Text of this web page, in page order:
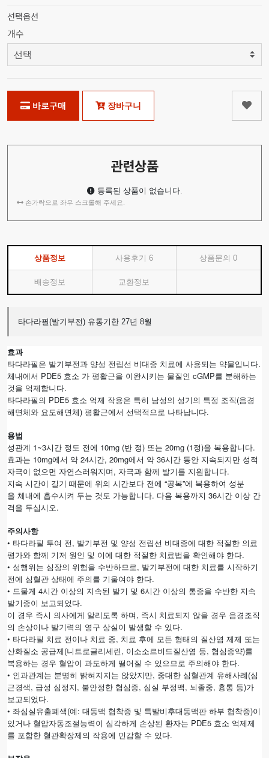
선택옵션
개수
바로구매 장바구니
관련상품
등록된 상품이 없습니다.
손가락으로 좌우 스크롤해 주세요.
상품정보 사용후기 6 상품문의0
배송정보 교환정보
타다라필(발기부전) 유통기한 27년 8월
효과
타다라필은 발기부전과 양성 전립선 비대증 치료에 사용되는 약물입니다.
체내에서 PDE5 효소 가 평활근을 이완시키는 물질인 cGMP를 분해하는
것을 억제합니다.
타다라필의 PDE5 효소 억제 작용은 특히 남성의 성기의 특정 조직(음경
해면체와 요도해면체) 평활근에서 선택적으로 나타납니다.
용법
성관계 1~3시간 정도 전에 10mg (반 정) 또는 20mg (1정)을 복용합니다.
효과는 10mg에서 약 24시간, 20mg에서 약 36시간 동안 지속되지만 성적
자극이 없으면 자연스러워지며, 자극과 함께 발기를 지원합니다.
지속 시간이 길기 때문에 위의 시간보다 전에 “공복”에 복용하여 성분
을 체내에 흡수시켜 두는 것도 가능합니다. 다음 복용까지 36시간 이상 간
격을 두십시오.
주의사항
• 타다라필 투여 전, 발기부전 및 양성 전립선 비대증에 대한 적절한 의료
평가와 함께 기저 원인 및 이에 대한 적절한 치료법을 확인해야 한다.
• 성행위는 심장의 위험을 수반하므로, 발기부전에 대한 치료를 시작하기
전에 심혈관 상태에 주의를 기울여야 한다.
• 드물게 4시간 이상의 지속된 발기 및 6시간 이상의 통증을 수반한 지속
발기증이 보고되었다.
이 경우 즉시 의사에게 알리도록 하며, 즉시 치료되지 않을 경우 음경조직
의 손상이나 발기력의 영구 상실이 발생할 수 있다.
• 타다라필 치료 전이나 치료 중, 치료 후에 모든 형태의 질산염 제제 또는
산화질소 공급제(니트로글리세린, 이소소르비드질산염 등, 협심증약)를
복용하는 경우 혈압이 과도하게 떨어질 수 있으므로 주의해야 한다.
• 인과관계는 분명히 밝혀지지는 않았지만, 중대한 심혈관계 유해사례(심
근경색, 급성 심정지, 불안정한 협심증, 심실 부정맥, 뇌졸중, 흉통 등)가
보고되었다.
• 좌심실유출폐색(예: 대동맥 협착증 및 특발비후대동맥판 하부 협착증)이
있거나 혈압자동조절능력이 심각하게 손상된 환자는 PDE5 효소 억제제
를 포함한 혈관확장제의 작용에 민감할 수 있다.